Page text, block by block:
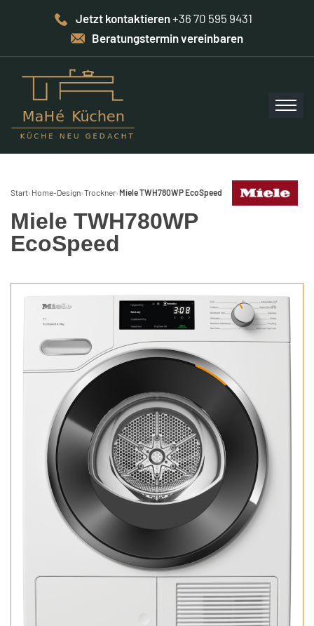
Jetzt kontaktieren+36 70 595 9431
Beratungstermin vereinbaren
Start› Home-Design›Trockner›Miele TWH780WP EcoSpeed
Miele TWH780WP
EcoSpeed